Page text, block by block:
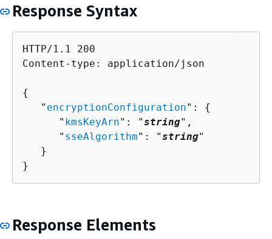
Response Syntax
HTTP/1.1 200
Content-type: application/json
{
   "
encryptionConfiguration": {
      "
kmsKeyArn": "string",
      "
sseAlgorithm": "string"
   }
}
Response Elements